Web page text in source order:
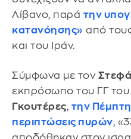
Λίβανο, παρά την
κατανόησης» από
και του Ιράν.
Σύμφωνα με τον
εκπρόσωπο του ΓΓ
Γκουτέρες, την
περιπτώσεις πυρών,